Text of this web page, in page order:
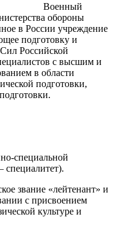
Военный
обороны
в России учреждение
подготовку и
Российской
с высшим и
в области
подготовки,
специальной
специалитет).
звание «лейтенант» и
с присвоением
культуре и